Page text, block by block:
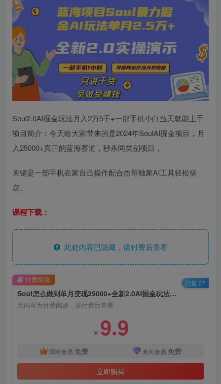
Soul2.0AI掘金玩法月入2万5千+一部手机小白当天就能上手
项目简介：今天给大家带来的是2024年SoulAI掘金项目，月
入25000+真正的蓝海赛道，秒杀同类别项目，
关键是一部手机在家自己操作配合杰哥独家AI工具轻松搞
定。
课程下载：
此处内容已隐藏，请付费后查看
Soul怎么做到单月变现25000+全新2.0AI掘金玩法全程实操演示小白好上手【揭秘】
此内容为付费阅读，请付费后查看
￥ 9.9
限时会员 免费 永久会员 免费
立即购买
付费阅读 已售 27